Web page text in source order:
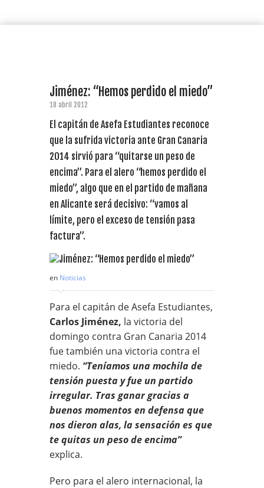
Jiménez: “Hemos perdido el miedo”
18 abril 2012
El capitán de Asefa Estudiantes reconoce
que la sufrida victoria ante Gran Canaria
2014 sirvió para “quitarse un peso de
encima”. Para el alero “hemos perdido el
miedo”, algo que en el partido de mañana
en Alicante será decisivo: “vamos al
límite, pero el exceso de tensión pasa
factura”.
en Noticias
Para el capitán de Asefa Estudiantes,
Carlos Jiménez, la victoria del
domingo contra Gran Canaria 2014
fue también una victoria contra el
miedo. “Teníamos una mochila de
tensión puesta y fue un partido
irregular. Tras ganar gracias a
buenos momentos en defensa que
nos dieron alas, la sensación es que
te quitas un peso de encima”
explica.
Pero para el alero internacional, la